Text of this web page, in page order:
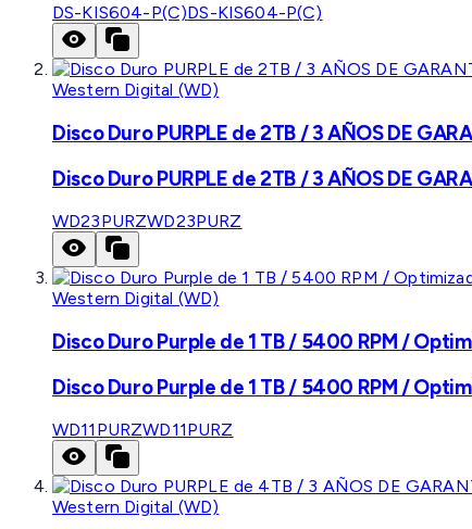
DS-KIS604-P(C)DS-KIS604-P(C)
Western Digital (WD)
Disco Duro PURPLE de 2TB / 3 AÑOS DE
Disco Duro PURPLE de 2TB / 3 AÑOS DE
WD23PURZWD23PURZ
Western Digital (WD)
Disco Duro Purple de 1 TB / 5400 RPM /
Disco Duro Purple de 1 TB / 5400 RPM /
WD11PURZWD11PURZ
Western Digital (WD)